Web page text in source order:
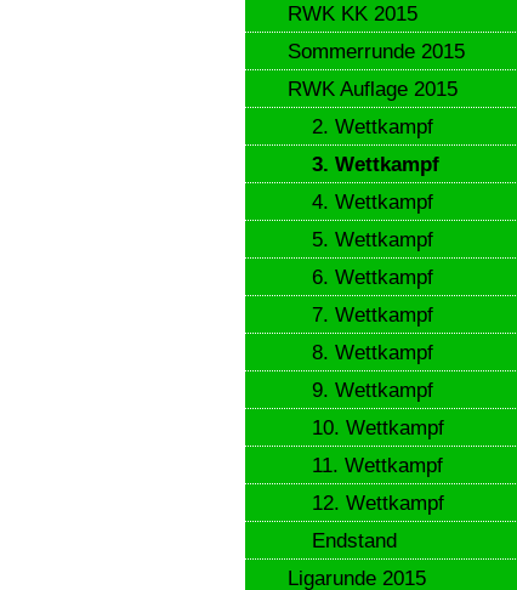
RWK KK 2015
Sommerrunde 2015
RWK Auflage 2015
2. Wettkampf
3. Wettkampf
4. Wettkampf
5. Wettkampf
6. Wettkampf
7. Wettkampf
8. Wettkampf
9. Wettkampf
10. Wettkampf
11. Wettkampf
12. Wettkampf
Endstand
Ligarunde 2015